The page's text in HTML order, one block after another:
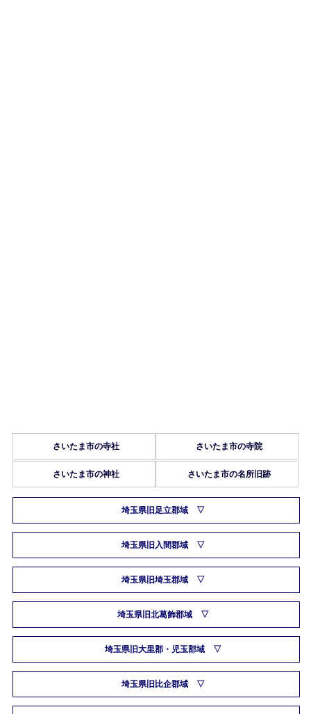
さいたま市の寺社 さいたま市の寺院
さいたま市の神社 さいたま市の名所旧跡
埼玉県旧足立郡域
埼玉県旧入間郡域
埼玉県旧埼玉郡域
埼玉県旧北葛飾郡域
埼玉県旧大里郡・児玉郡域
埼玉県旧比企郡域